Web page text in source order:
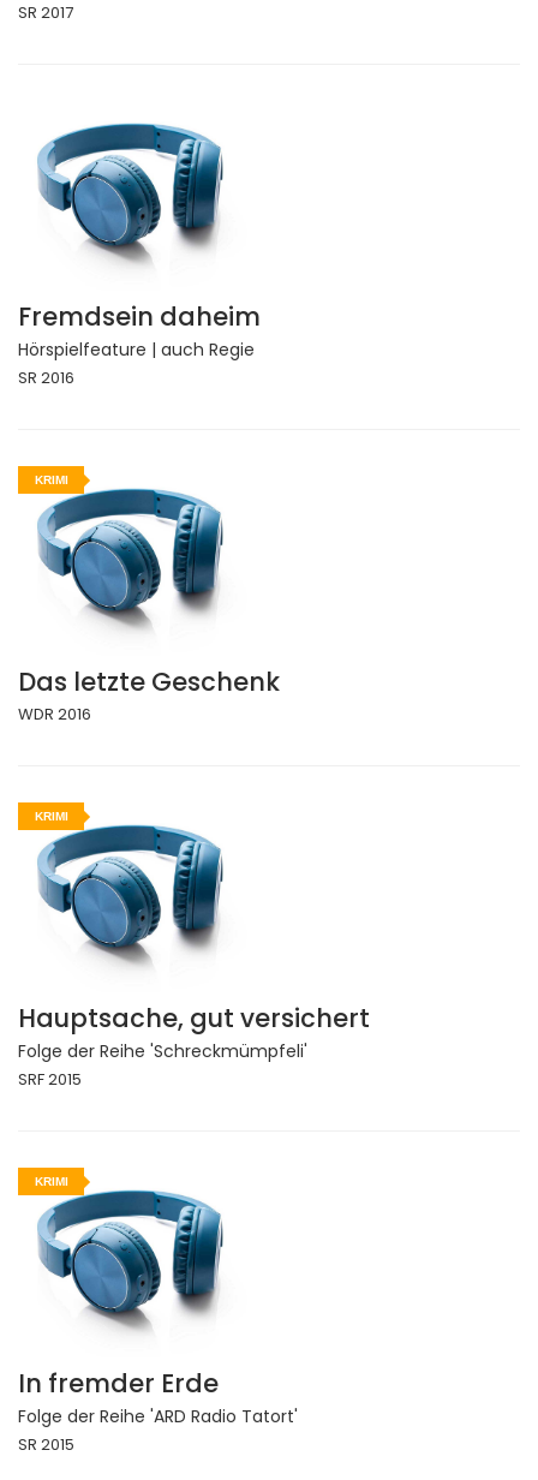
SR 2017
Fremdsein daheim
Hörspielfeature | auch Regie
SR 2016
KRIMI
Das letzte Geschenk
WDR 2016
KRIMI
Hauptsache, gut versichert
Folge der Reihe 'Schreckmümpfeli'
SRF 2015
KRIMI
In fremder Erde
Folge der Reihe 'ARD Radio Tatort'
SR 2015